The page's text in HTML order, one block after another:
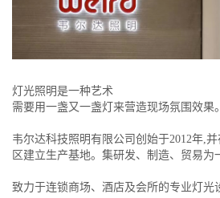
灯光照明是一种艺术
需要用一盏又一盏灯来营造现场氛围效果。
韦尔达科技照明有限公司创始于2012年,
区建立生产基地。集研发、制造、贸易为
致力于连锁商场、酒店及会所的专业灯光